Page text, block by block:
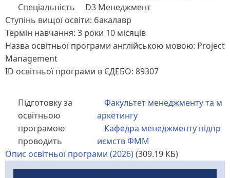
Спеціальність
D3 Менеджмент
Ступінь вищої освіти: бакалавр
Термін навчання: 3 роки 10 місяців
Назва освітньої програми англійською мовою: Project
Management
ID освітньої програми в ЄДЕБО: 89307
Підготовку за
освітньою
програмою
проводить
Факультет менеджменту та м
аркетингу
Кафедра менеджменту підпр
иємств ФММ
Опис освітньої програми (2026)(309.19 КБ)